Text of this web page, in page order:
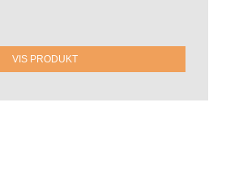
VIS PRODUKT